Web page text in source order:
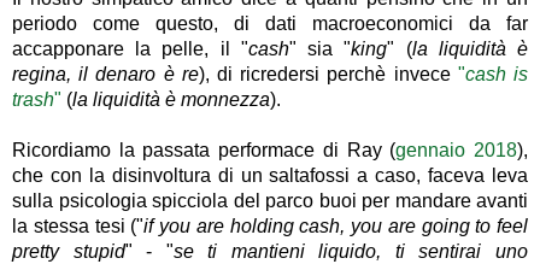
periodo come questo, di dati macroeconomici da far
accapponare la pelle, il "cash" sia "king" (la liquidità è
regina, il denaro è re), di ricredersi perchè invece "cash is
trash" (la liquidità è monnezza).
Ricordiamo la passata performace di Ray (gennaio 2018),
che con la disinvoltura di un saltafossi a caso, faceva leva
sulla psicologia spicciola del parco buoi per mandare avanti
la stessa tesi ("if you are holding cash, you are going to feel
pretty stupid" - "se ti mantieni liquido, ti sentirai uno